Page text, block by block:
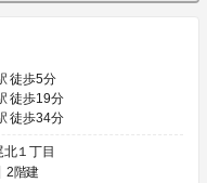
徒歩5分
徒歩19分
徒歩34分
１丁目
2階建